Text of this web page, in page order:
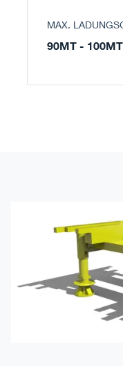
MAX.
90MT - 100MT